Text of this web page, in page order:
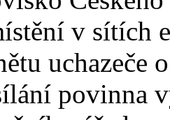
v sítích
uchazeče
povinna